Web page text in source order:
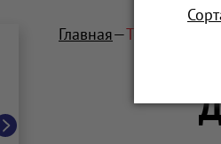
Главная Техника для